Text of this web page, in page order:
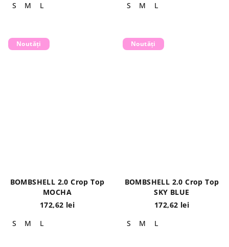
S
M L
S
M L
Noutăți
BOMBSHELL 2.0 Crop Top
MOCHA
172,62 lei
S
M L
Noutăți
BOMBSHELL 2.0 Crop Top
SKY BLUE
172,62 lei
S
M L